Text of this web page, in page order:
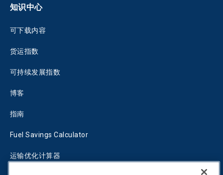
知识中心
可下载内容
货运指数
可持续发展指数
博客
指南
Fuel Savings Calculator
运输优化计算器